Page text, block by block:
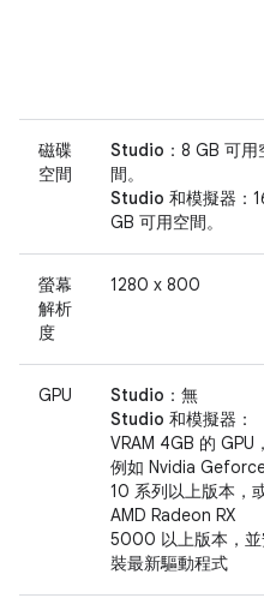
磁碟
空間
Studio： 8 GB 可用
間。
Studio 和模擬器：
GB 可用空間。
螢幕
解析
度
1280 x 800
GPU Studio： 無
Studio 和模擬器：
VRAM 4GB 的 GPU，
例如 Nvidia
10 系列以上版本，
AMD Radeon RX
5000 以上版本，
裝最新驅動程式